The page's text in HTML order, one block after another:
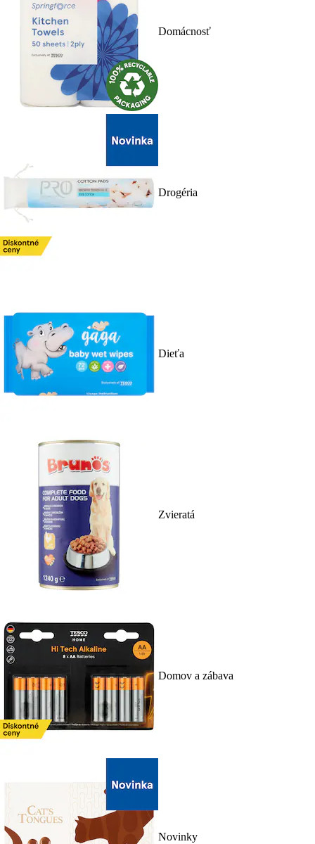
Domácnosť
Drogéria
Dieťa
Zvieratá
Domov a zábava
Novinky